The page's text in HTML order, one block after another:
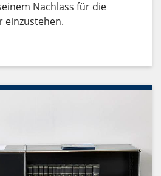
Nachlass für die
einzustehen.